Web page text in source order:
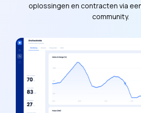
oplossingen en contracten via
community.